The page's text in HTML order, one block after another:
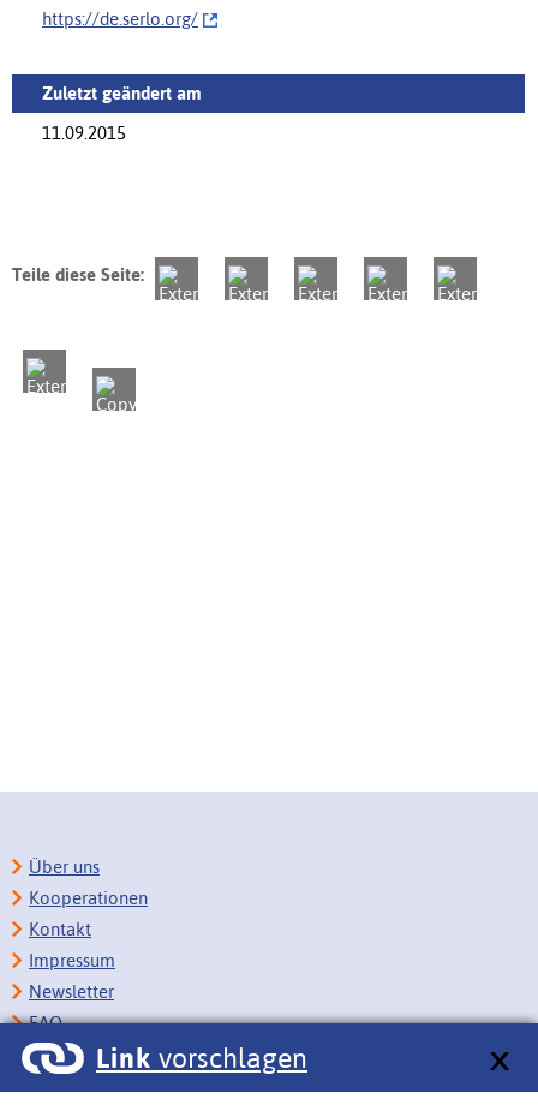
https://de.serlo.org/‌
Zuletzt geändert am
11.09.2015
Teile diese Seite:
Link vorschlagen
Über uns
Kooperationen
Kontakt
Impressum
Newsletter
FAQ
Copyright